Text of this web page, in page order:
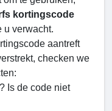
kortingscode
u verwacht.
aantreft
checken we
Is de code niet